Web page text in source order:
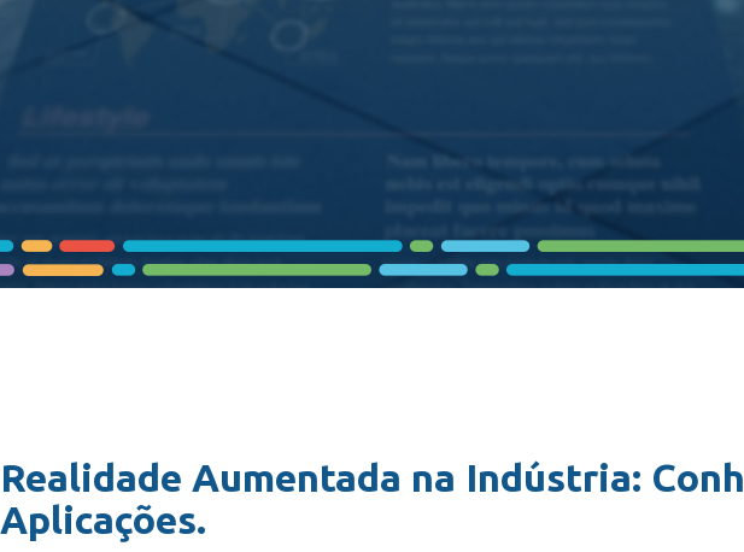
Realidade Aumentada na Indústria:
Aplicações.